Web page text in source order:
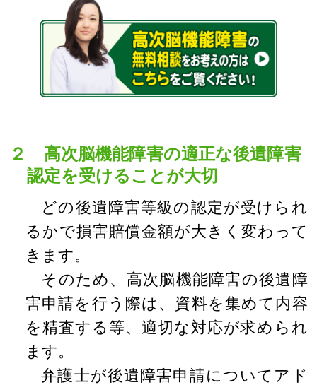
２ 高次脳機能障害の適正な後遺障害
認定を受けることが大切
どの後遺障害等級の認定が受けられ
るかで損害賠償金額が大きく変わって
きます。
そのため、高次脳機能障害の後遺障
害申請を行う際は、資料を集めて内容
を精査する等、適切な対応が求められ
ます。
弁護士が後遺障害申請についてアド